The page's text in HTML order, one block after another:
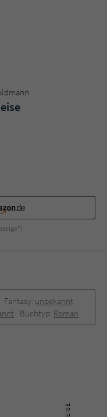
Fantasy: unbekannt
Buchtyp: Roman